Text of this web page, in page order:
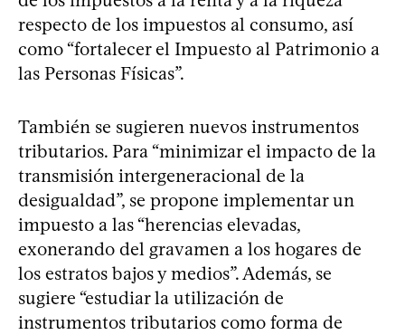
respecto de los impuestos al consumo, así
como “fortalecer el Impuesto al Patrimonio a
las Personas Físicas”.
También se sugieren nuevos instrumentos
tributarios. Para “minimizar el impacto de la
transmisión intergeneracional de la
desigualdad”, se propone implementar un
impuesto a las “herencias elevadas,
exonerando del gravamen a los hogares de
los estratos bajos y medios”. Además, se
sugiere “estudiar la utilización de
instrumentos tributarios como forma de